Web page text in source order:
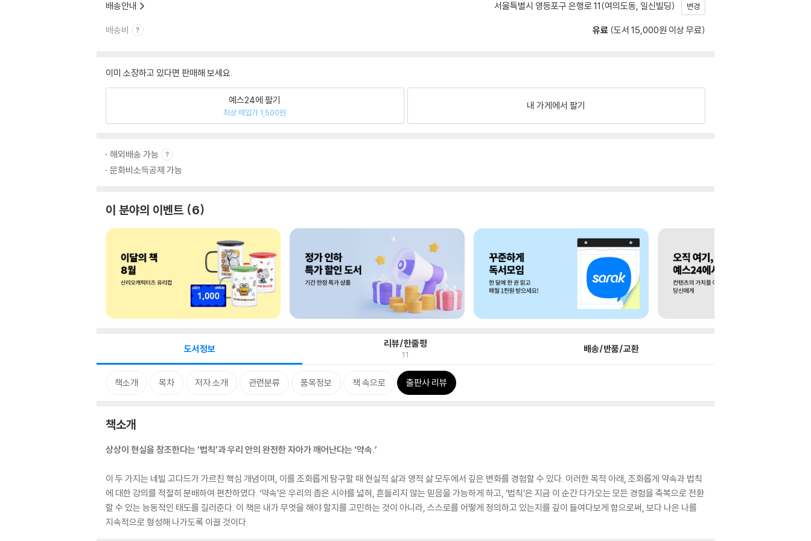
배송안내 서울특별시 영등포구 은행로 11(여의도동, 일신빌딩) 변경
배송비 유료 (도서 15,000원 이상 무료)
이미 소장하고 있다면 판매해 보세요.
예스24에 팔기
최상 매입가 1,500원
내 가게에서 팔기
해외배송 가능
문화비소득공제 가능
이 분야의 이벤트 6
도서정보 리뷰/한줄평
11 배송/반품/교환
책소개 목차 저자 소개 관련분류 품목정보 책 속으로 출판사 리뷰
책소개
상상이 현실을 창조한다는 ‘법칙’과 우리 안의 완전한 자아가 깨어난다는 ‘약속.’
이 두 가지는 네빌 고다드가 가르친 핵심 개념이며, 이를 조화롭게 탐구할 때 현실적 삶과 영적 삶 모두에서 깊은 변화를 경험할 수 있다. 이러한 목적 아래, 조화롭게 약속과 법칙
에 대한 강의를 적절히 분배하여 편찬하였다. ‘약속’은 우리의 좁은 시야를 넓혀, 흔들리지 않는 믿음을 가능하게 하고, ‘법칙’은 지금 이 순간 다가오는 모든 경험을 축복으로 전환
할 수 있는 능동적인 태도를 길러준다. 이 책은 내가 무엇을 해야 할지를 고민하는 것이 아니라, 스스로를 어떻게 정의하고 있는지를 깊이 들여다보게 함으로써, 보다 나은 나를
지속적으로 형성해 나가도록 이끌 것이다.